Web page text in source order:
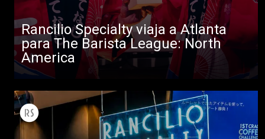
Rancilio Specialty viaja a Atlanta
para The Barista League: North
America
Todos
Productos
Noticias
Descargar
Más